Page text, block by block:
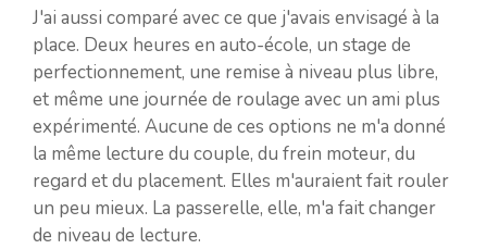
J'ai aussi comparé avec ce que j'avais envisagé à la
place. Deux heures en auto-école, un stage de
perfectionnement, une remise à niveau plus libre,
et même une journée de roulage avec un ami plus
expérimenté. Aucune de ces options ne m'a donné
la même lecture du couple, du frein moteur, du
regard et du placement. Elles m'auraient fait rouler
un peu mieux. La passerelle, elle, m'a fait changer
de niveau de lecture.